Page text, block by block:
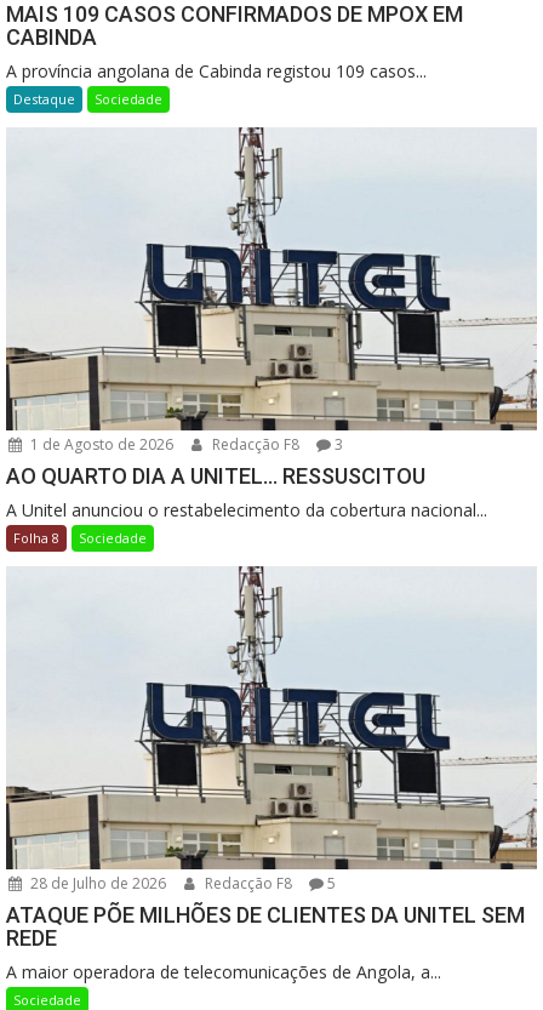
MAIS 109 CASOS CONFIRMADOS DE MPOX EM
CABINDA
A província angolana de Cabinda registou 109 casos...
Destaque Sociedade
1 de Agosto de 2026 Redacção F8 3
AO QUARTO DIA A UNITEL… RESSUSCITOU
A Unitel anunciou o restabelecimento da cobertura nacional...
Folha 8 Sociedade
28 de Julho de 2026 Redacção F8 5
ATAQUE PÕE MILHÕES DE CLIENTES DA UNITEL SEM
REDE
A maior operadora de telecomunicações de Angola, a...
Sociedade